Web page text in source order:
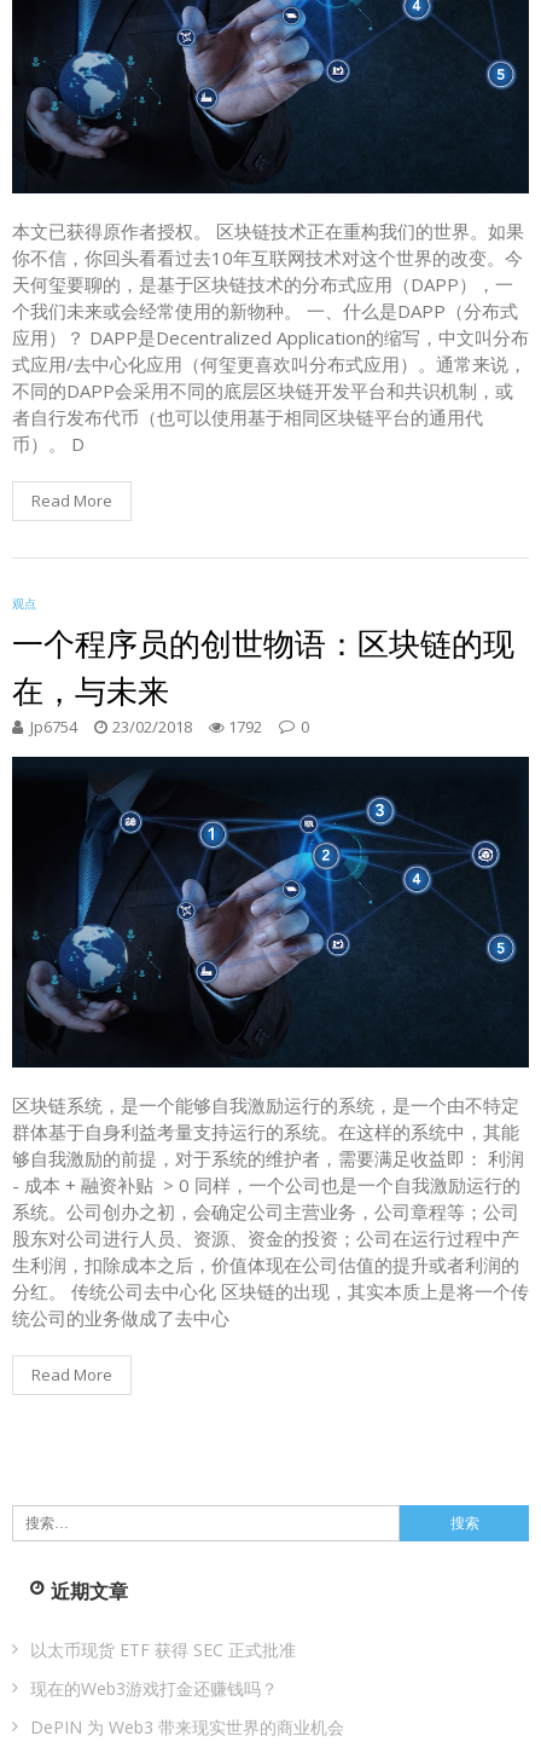
本文已获得原作者授权。 区块链技术正在重构我们的世界。如果
你不信，你回头看看过去10年互联网技术对这个世界的改变。今
天何玺要聊的，是基于区块链技术的分布式应用（DAPP），一
个我们未来或会经常使用的新物种。 一、什么是DAPP（分布式
应用）？ DAPP是Decentralized Application的缩写，中文叫分布
式应用/去中心化应用（何玺更喜欢叫分布式应用）。通常来说，
不同的DAPP会采用不同的底层区块链开发平台和共识机制，或
者自行发布代币（也可以使用基于相同区块链平台的通用代
币）。 D
Read More
观点
一个程序员的创世物语：区块链的现
在，与未来
Jp6754 23/02/2018 1792 0
区块链系统，是一个能够自我激励运行的系统，是一个由不特定
群体基于自身利益考量支持运行的系统。在这样的系统中，其能
够自我激励的前提，对于系统的维护者，需要满足收益即： 利润
- 成本 + 融资补贴 > 0 同样，一个公司也是一个自我激励运行的
系统。公司创办之初，会确定公司主营业务，公司章程等；公司
股东对公司进行人员、资源、资金的投资；公司在运行过程中产
生利润，扣除成本之后，价值体现在公司估值的提升或者利润的
分红。 传统公司去中心化 区块链的出现，其实本质上是将一个传
统公司的业务做成了去中心
Read More
搜
索：
近期文章
以太币现货 ETF 获得 SEC 正式批准
现在的Web3游戏打金还赚钱吗？
DePIN 为 Web3 带来现实世界的商业机会